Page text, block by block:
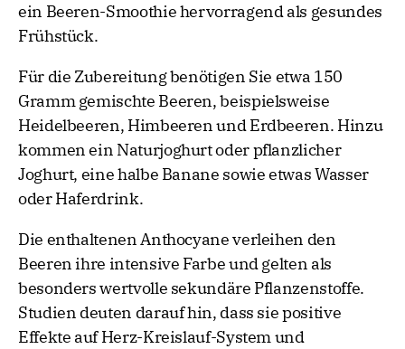
ein Beeren-Smoothie hervorragend als gesundes
Frühstück.
Für die Zubereitung benötigen Sie etwa 150
Gramm gemischte Beeren, beispielsweise
Heidelbeeren, Himbeeren und Erdbeeren. Hinzu
kommen ein Naturjoghurt oder pflanzlicher
Joghurt, eine halbe Banane sowie etwas Wasser
oder Haferdrink.
Die enthaltenen Anthocyane verleihen den
Beeren ihre intensive Farbe und gelten als
besonders wertvolle sekundäre Pflanzenstoffe.
Studien deuten darauf hin, dass sie positive
Effekte auf Herz-Kreislauf-System und